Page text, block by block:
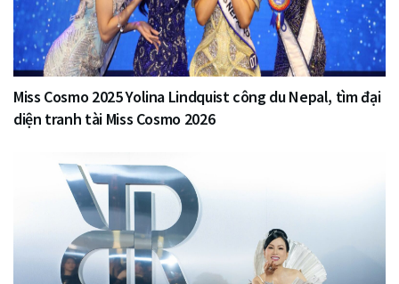
Miss Cosmo 2025 Yolina Lindquist công du Nepal, tìm đại
diện tranh tài Miss Cosmo 2026